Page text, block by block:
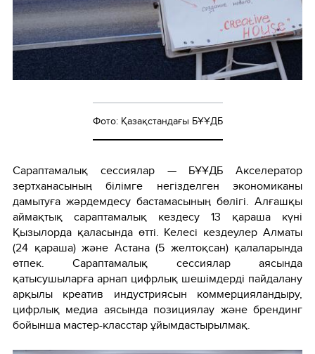
Фото: Қазақстандағы БҰҰДБ
Сараптамалық сессиялар — БҰҰДБ Акселератор
зертханасының білімге негізделген экономиканы
дамытуға жәрдемдесу бастамасының бөлігі. Алғашқы
аймақтық сараптамалық кездесу 13 қараша күні
Қызылорда қаласында өтті. Келесі кездеулер Алматы
(24 қараша) және Астана (5 желтоқсан) қалаларында
өтпек. Сараптамалық сессиялар аясында
қатысушыларға арнап цифрлық шешімдерді пайдалану
арқылы креатив индустриясын коммерцияландыру,
цифрлық медиа аясында позициялау және брендинг
бойынша мастер-класстар ұйымдастырылмақ.